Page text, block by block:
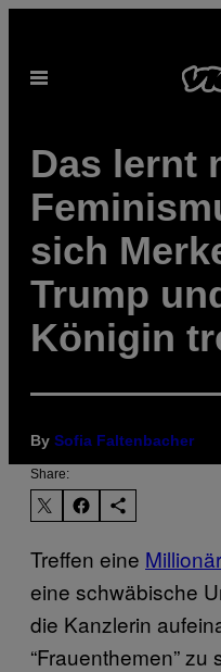
content
Open
Das lernt
sich
Trump
Königin
By Sofia Faltenbacher
Share:
Treffen eine
eine schwäbische
die Kanzlerin
“Frauenthemen”